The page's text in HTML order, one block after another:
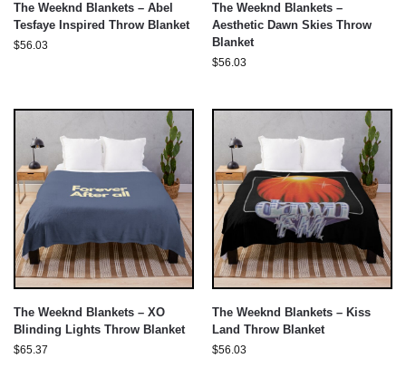
The Weeknd Blankets – Abel
Tesfaye Inspired Throw Blanket
$56.03
The Weeknd Blankets –
Aesthetic Dawn Skies Throw
Blanket
$56.03
The Weeknd Blankets – XO
Blinding Lights Throw Blanket
$65.37
The Weeknd Blankets – Kiss
Land Throw Blanket
$56.03